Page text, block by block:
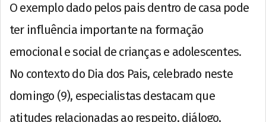
O exemplo dado pelos pais dentro de casa pode
ter influência importante na formação
emocional e social de crianças e adolescentes.
No contexto do Dia dos Pais, celebrado neste
domingo (9), especialistas destacam que
atitudes relacionadas ao respeito, diálogo,